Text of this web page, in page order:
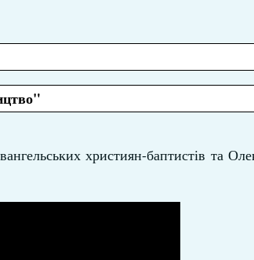
християн-баптистів та